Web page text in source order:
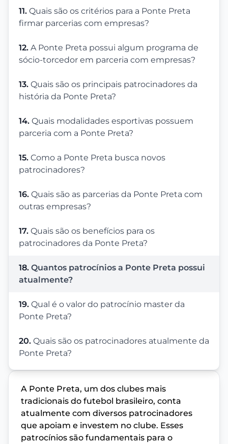
11. Quais são os critérios para a Ponte Preta
firmar parcerias com empresas?
12. A Ponte Preta possui algum programa de
sócio-torcedor em parceria com empresas?
13. Quais são os principais patrocinadores da
história da Ponte Preta?
14. Quais modalidades esportivas possuem
parceria com a Ponte Preta?
15. Como a Ponte Preta busca novos
patrocinadores?
16. Quais são as parcerias da Ponte Preta com
outras empresas?
17. Quais são os benefícios para os
patrocinadores da Ponte Preta?
18. Quantos patrocínios a Ponte Preta possui
atualmente?
19. Qual é o valor do patrocínio master da
Ponte Preta?
20. Quais são os patrocinadores atualmente da
Ponte Preta?
A Ponte Preta, um dos clubes mais
tradicionais do futebol brasileiro, conta
atualmente com diversos patrocinadores
que apoiam e investem no clube. Esses
patrocínios são fundamentais para o